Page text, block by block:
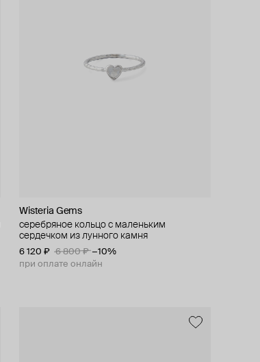
Wisteria Gems
серебряное кольцо с маленьким
сердечком из лунного камня
6 120 ₽ 6 800 ₽ −10%
при оплате онлайн